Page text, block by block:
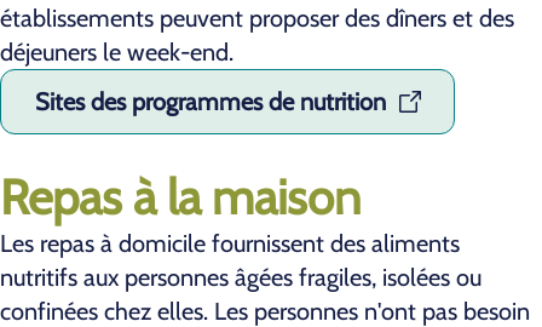
établissements peuvent proposer des dîners et des
déjeuners le week-end.
Sites des programmes de nutrition
Repas à la maison
Les repas à domicile fournissent des aliments
nutritifs aux personnes âgées fragiles, isolées ou
confinées chez elles. Les personnes n'ont pas besoin